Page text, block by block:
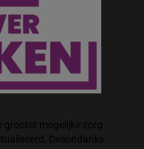
grootst mogelijke zorg
Desondanks